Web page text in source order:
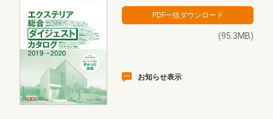
(95.3MB)
お知らせ表示